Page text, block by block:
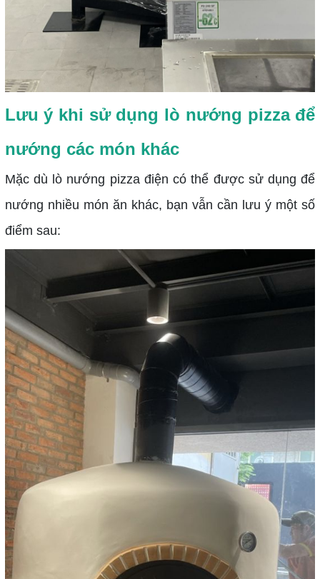
Lưu ý khi sử dụng lò nướng pizza để
nướng các món khác
Mặc dù lò nướng pizza điện có thể được sử dụng để
nướng nhiều món ăn khác, bạn vẫn cần lưu ý một số
điểm sau: